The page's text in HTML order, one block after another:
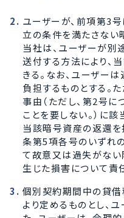
ユーザーが、前項第3
立の条件を満たさない
当社は、ユーザーが別
送付する方法により、
きる。なお、ユーザー
負担するものとする。
事由（ただし、第2号
ことを要しない。）に
当該暗号資産の返還を
条第5項各号のいずれ
て故意又は過失がない
生じた損害について責
個別契約期間中の貸
より定めるものとし、